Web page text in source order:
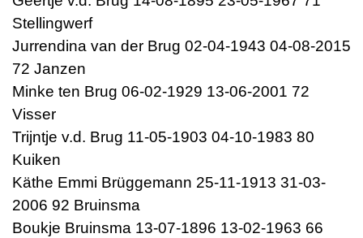
Stellingwerf
Jurrendina van der Brug 02-04-1943 04-08-2015
72 Janzen
Minke ten Brug 06-02-1929 13-06-2001 72
Visser
Trijntje v.d. Brug 11-05-1903 04-10-1983 80
Kuiken
Käthe Emmi Brüggemann 25-11-1913 31-03-
2006 92 Bruinsma
Boukje Bruinsma 13-07-1896 13-02-1963 66